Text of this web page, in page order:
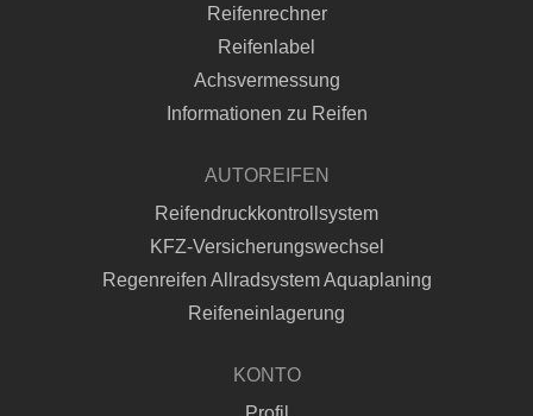
Reifenrechner
Reifenlabel
Achsvermessung
Informationen zu Reifen
AUTOREIFEN
Reifendruckkontrollsystem
KFZ-Versicherungswechsel
Regenreifen Allradsystem Aquaplaning
Reifeneinlagerung
KONTO